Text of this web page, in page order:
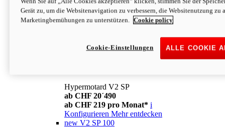
Konfigurieren Mehr entdecken
newV2
ab CHF 169 pro Monat* i
Mehr entdecken
Hypermotard V2 SP
ab CHF 20´490
ab CHF 219 pro Monat* i
Konfigurieren Mehr entdecken
new V2 SP 100
Gerät zu, um die Websitenavigation zu verbessern, die Websitenutzung zu
Marketingbemühungen zu unterstützen.
Cookie policy
ALLE COOKIE
Cookie-Einstellungen